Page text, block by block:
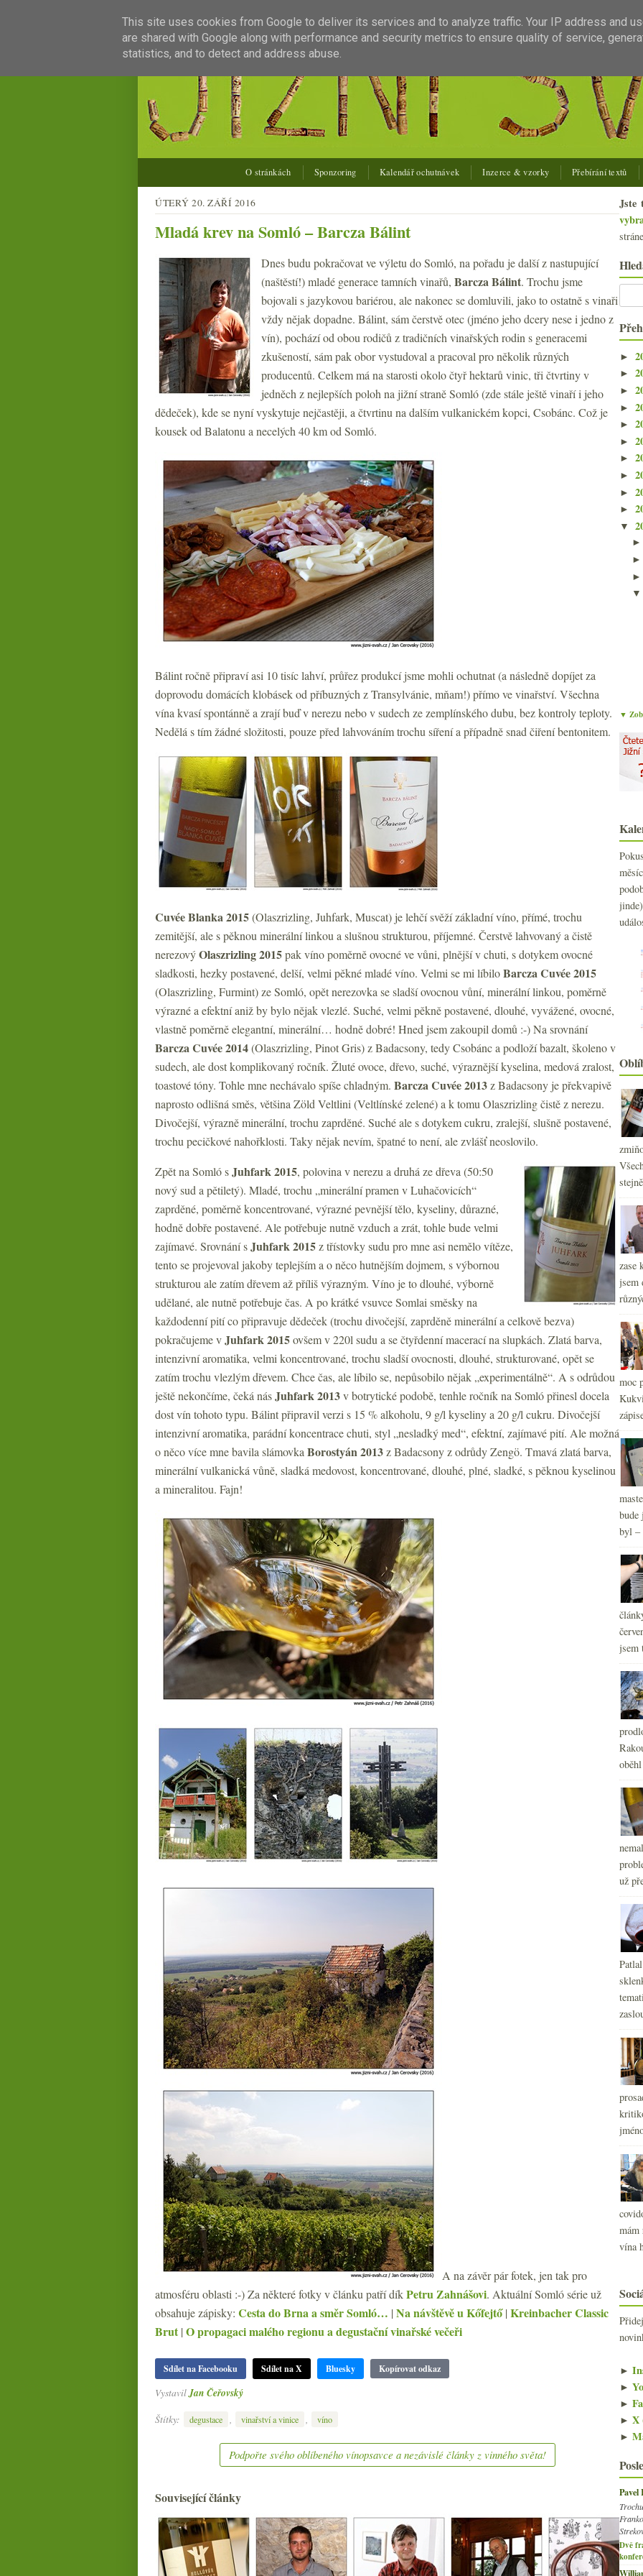
O stránkách Sponzoring Kalendář ochutnávek Inzerce & vzorky Přebírání textů
ÚTERÝ 20. ZÁŘÍ 2016
Mladá krev na Somló – Barcza Bálint
Dnes budu pokračovat ve výletu do Somló, na pořadu je další z nastupující
(naštěstí!) mladé generace tamních vinařů, Barcza Bálint. Trochu jsme
bojovali s jazykovou bariérou, ale nakonec se domluvili, jako to ostatně s vinaři
vždy nějak dopadne. Bálint, sám čerstvě otec (jméno jeho dcery nese i jedno z
vín), pochází od obou rodičů z tradičních vinařských rodin s generacemi
zkušeností, sám pak obor vystudoval a pracoval pro několik různých
producentů. Celkem má na starosti okolo čtyř hektarů vinic, tři čtvrtiny v
jedněch z nejlepších poloh na jižní straně Somló (zde stále ještě vinaří i jeho
dědeček), kde se nyní vyskytuje nejčastěji, a čtvrtinu na dalším vulkanickém kopci, Csobánc. Což je
kousek od Balatonu a necelých 40 km od Somló.
Bálint ročně připraví asi 10 tisíc lahví, průřez produkcí jsme mohli ochutnat (a následně dopíjet za
doprovodu domácích klobásek od příbuzných z Transylvánie, mňam!) přímo ve vinařství. Všechna
vína kvasí spontánně a zrají buď v nerezu nebo v sudech ze zemplínského dubu, bez kontroly teploty.
Nedělá s tím žádné složitosti, pouze před lahvováním trochu síření a případně snad čiření bentonitem.
Cuvée Blanka 2015(Olaszrizling, Juhfark, Muscat) je lehčí svěží základní víno, přímé, trochu
zemitější, ale s pěknou minerální linkou a slušnou strukturou, příjemné. Čerstvě lahvovaný a čistě
nerezovýOlaszrizling 2015pak víno poměrně ovocné ve vůni, plnější v chuti, s dotykem ovocné
sladkosti, hezky postavené, delší, velmi pěkné mladé víno. Velmi se mi líbiloBarczaCuvée 2015
(Olaszrizling, Furmint) ze Somló, opět nerezovka se sladší ovocnou vůní, minerální linkou, poměrně
výrazné a efektní aniž by bylo nějak vlezlé. Suché, velmi pěkně postavené, dlouhé, vyvážené, ovocné,
vlastně poměrně elegantní, minerální… hodně dobré! Hned jsem zakoupil domů :-) Na srovnání
BarczaCuvée 2014(Olaszrizling, Pinot Gris) z Badacsony, tedy Csobánc a podloží bazalt, školeno v
sudech, ale dost komplikovaný ročník. Žluté ovoce, dřevo, suché, výraznější kyselina, medová zralost,
toastové tóny. Tohle mne nechávalo spíše chladným. BarczaCuvée 2013z Badacsony je překvapivě
naprosto odlišná směs, většina Zöld Veltlini (Veltlínské zelené) a k tomu Olaszrizling čistě z nerezu.
Divočejší, výrazně minerální, trochu zaprděné. Suché ale s dotykem cukru, zralejší, slušně postavené,
trochu pecičkové nahořklosti. Taky nějak nevím, špatné to není, ale zvlášť neoslovilo.
Zpět na Somló sJuhfark 2015, polovina v nerezu a druhá ze dřeva (50:50
nový sud a pětiletý). Mladé, trochu „minerální pramen v Luhačovicích“
zaprděné, poměrně koncentrované, výrazné pevnější tělo, kyseliny, důrazné,
hodně dobře postavené. Ale potřebuje nutně vzduch a zrát, tohle bude velmi
zajímavé. Srovnání sJuhfark 2015z třístovky sudu pro mne asi nemělo vítěze,
tento se projevoval jakoby teplejším a o něco hutnějším dojmem, s výbornou
strukturou ale zatím dřevem až příliš výrazným. Víno je to dlouhé, výborně
udělané, ale nutně potřebuje čas. A po krátké vsuvce Somlai směsky na
každodenní pití co připravuje dědeček (trochu divočejší, zaprděně minerální a celkově bezva)
pokračujeme vJuhfark 2015ovšem v 220l sudu a se čtyřdenní macerací na slupkách. Zlatá barva,
intenzivní aromatika, velmi koncentrované, trochu sladší ovocnosti, dlouhé, strukturované, opět se
zatím trochu vlezlým dřevem. Chce čas, ale líbilo se, nepůsobilo nějak „experimentálně“. A s odrůdou
ještě nekončíme, čeká násJuhfark 2013v botrytické podobě, tenhle ročník na Somló přinesl docela
dost vín tohoto typu. Bálint připravil verzi s 15 % alkoholu, 9 g/l kyseliny a 20 g/l cukru. Divočejší
intenzivní aromatika, parádní koncentrace chuti, styl „nesladký med“, efektní, zajímavé pití. Ale možná
o něco více mne bavila slámovka Borostyán 2013z Badacsony z odrůdy Zengö. Tmavá zlatá barva,
minerální vulkanická vůně, sladká medovost, koncentrované, dlouhé, plné, sladké, s pěknou kyselinou
a mineralitou. Fajn!
A na závěr pár fotek, jen tak pro
atmosféru oblasti :-) Za některé fotky v článku patří díkPetru Zahnášovi. Aktuální Somló série už
obsahuje zápisky: Cesta do Brna a směr Somló… | Na návštěvě u Kőfejtő| Kreinbacher Classic
Brut| O propagaci malého regionu a degustační vinařské večeři
Sdílet na Facebooku Sdílet na X Bluesky Kopírovat odkaz
VystavilJan Čeřovský
Štítky:
degustace vinařství a vinice víno
Podpořte svého oblíbeného vínopsavce a nezávislé články z vinného světa!
Související články
Jste
►
►
►
►
►
►
►
►
►
►
▼
►
►
►
►
►
►
►
▼
zase
jsem
moc
bude
byl –
jsem
už
mám
vína
►
►
►
► X
►
Pavel
Dvě
This site uses cookies from Google to deliver its services and to analyze traffic. Your IP address and
are shared with Google along with performance and security metrics to ensure quality of service,
statistics, and to detect and address abuse.